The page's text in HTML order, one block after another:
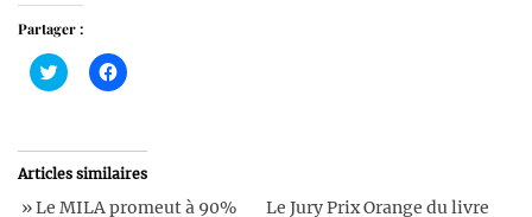
Partager :
Cliquez
pour
dans
une
nouvelle
Cliquez
pour
dans
une
nouvelle
Articles similaires
» Le MILA promeut à 90%
Le Jury Prix Orange du livre